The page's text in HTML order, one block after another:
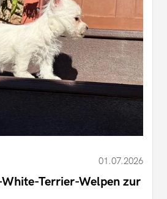
01.07.2026
Terrier-Welpen zur